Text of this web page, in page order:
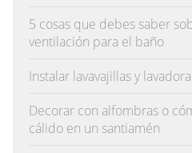
5 cosas que debes saber
ventilación para el baño
Instalar lavavajillas y
Decorar con alfombras o
cálido en un santiamén